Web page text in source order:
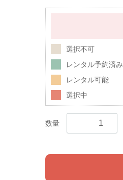
選択不可
レンタル予約済み
レンタル可能
選択中
数量